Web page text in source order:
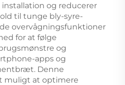
og reducerer
til tunge bly-syre-
overvågningsfunktioner
for at følge
og
apps og
Denne
muligt at optimere